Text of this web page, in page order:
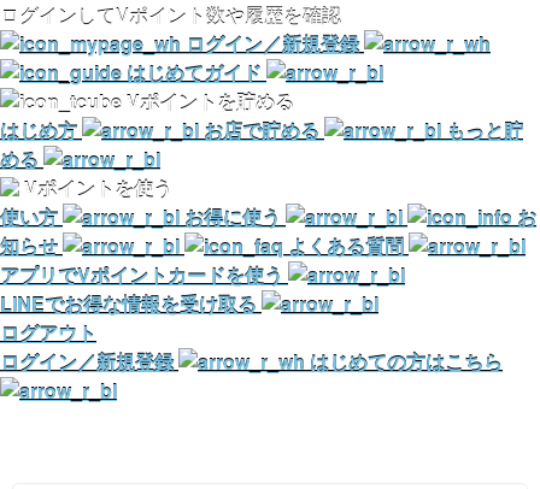
ログインしてVポイント数や履歴を確認
ログイン／新規登録
はじめてガイド
Vポイントを貯める
はじめ方
お店で貯める
もっと貯
める
Vポイントを使う
使い方
お得に使う
お
知らせ
よくある質問
アプリでVポイントカードを使う
LINEでお得な情報を受け取る
ログアウト
ログイン／新規登録
はじめての方はこちら